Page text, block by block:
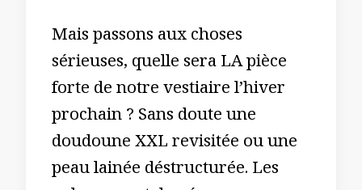
Mais passons aux choses
sérieuses, quelle sera LA pièce
forte de notre vestiaire l’hiver
prochain ? Sans doute une
doudoune XXL revisitée ou une
peau lainée déstructurée. Les